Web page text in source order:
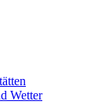
Wetter